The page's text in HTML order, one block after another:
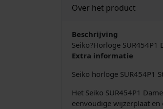
Over het product
Beschrijving
Seiko?Horloge SUR454P1
Extra informatie
Seiko horloge SUR454P1
Het Seiko SUR454P1
eenvoudige wijzerplaat